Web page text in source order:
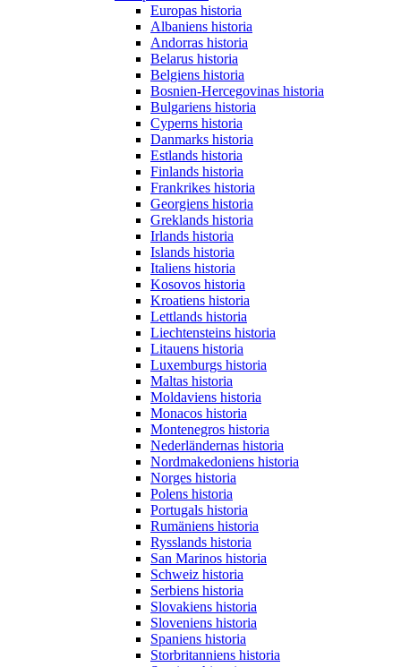
Europas historia
Albaniens historia
Andorras historia
Belarus historia
Belgiens historia
Bosnien-Hercegovinas historia
Bulgariens historia
Cyperns historia
Danmarks historia
Estlands historia
Finlands historia
Frankrikes historia
Georgiens historia
Greklands historia
Irlands historia
Islands historia
Italiens historia
Kosovos historia
Kroatiens historia
Lettlands historia
Liechtensteins historia
Litauens historia
Luxemburgs historia
Maltas historia
Moldaviens historia
Monacos historia
Montenegros historia
Nederländernas historia
Nordmakedoniens historia
Norges historia
Polens historia
Portugals historia
Rumäniens historia
Rysslands historia
San Marinos historia
Schweiz historia
Serbiens historia
Slovakiens historia
Sloveniens historia
Spaniens historia
Storbritanniens historia